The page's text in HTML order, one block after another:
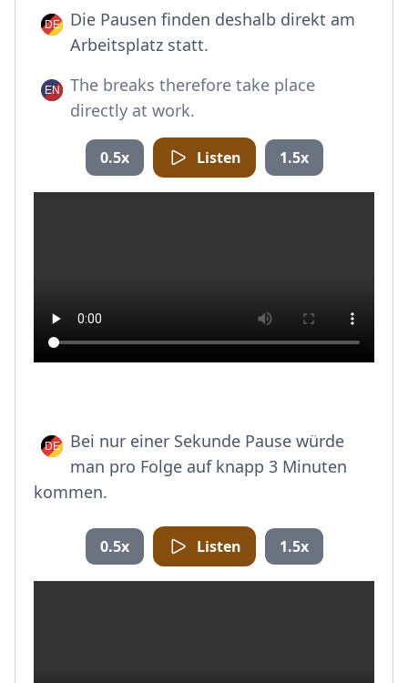
Die Pausen finden deshalb direkt am
Arbeitsplatz statt.
The breaks therefore take place
directly at work.
0.5x Listen 1.5x
Bei nur einer Sekunde Pause würde
man pro Folge auf knapp 3 Minuten
kommen.
0.5x Listen 1.5x